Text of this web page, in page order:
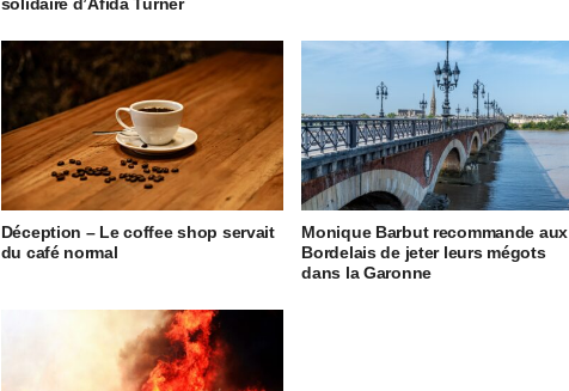
Déception – Le coffee shop servait
du café normal
Monique Barbut recommande aux
Bordelais de jeter leurs mégots
dans la Garonne